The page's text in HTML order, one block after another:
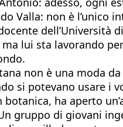
Valla: non è l’unico
dell’Università
lui sta lavorando
non è una moda
si potevano usare
ha aperto
gruppo di giovani